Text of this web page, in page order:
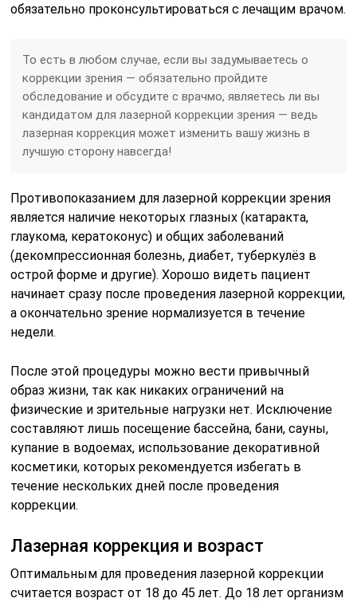
обязательно проконсультироваться с лечащим врачом.
То есть в любом случае, если вы задумываетесь о
коррекции зрения — обязательно пройдите
обследование и обсудите с врачмо, являетесь ли вы
кандидатом для лазерной коррекции зрения — ведь
лазерная коррекция может изменить вашу жизнь в
лучшую сторону навсегда!
Противопоказанием для лазерной коррекции зрения
является наличие некоторых глазных (катаракта,
глаукома, кератоконус) и общих заболеваний
(декомпрессионная болезнь, диабет, туберкулёз в
острой форме и другие). Хорошо видеть пациент
начинает сразу после проведения лазерной коррекции,
а окончательно зрение нормализуется в течение
недели.
После этой процедуры можно вести привычный
образ жизни, так как никаких ограничений на
физические и зрительные нагрузки нет. Исключение
составляют лишь посещение бассейна, бани, сауны,
купание в водоемах, использование декоративной
косметики, которых рекомендуется избегать в
течение нескольких дней после проведения
коррекции.
Лазерная коррекция и возраст
Оптимальным для проведения лазерной коррекции
считается возраст от 18 до 45 лет. До 18 лет организм